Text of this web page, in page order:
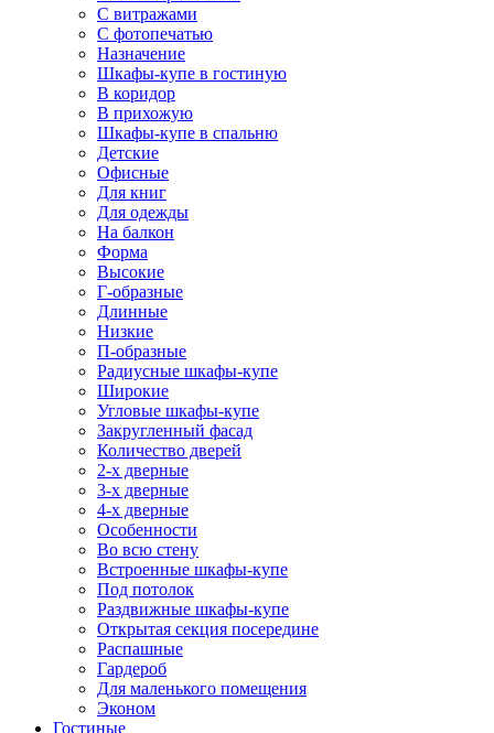
С витражами
С фотопечатью
Назначение
Шкафы-купе в гостиную
В коридор
В прихожую
Шкафы-купе в спальню
Детские
Офисные
Для книг
Для одежды
На балкон
Форма
Высокие
Г-образные
Длинные
Низкие
П-образные
Радиусные шкафы-купе
Широкие
Угловые шкафы-купе
Закругленный фасад
Количество дверей
2-х дверные
3-х дверные
4-х дверные
Особенности
Во всю стену
Встроенные шкафы-купе
Под потолок
Раздвижные шкафы-купе
Открытая секция посередине
Распашные
Гардероб
Для маленького помещения
Эконом
Гостиные